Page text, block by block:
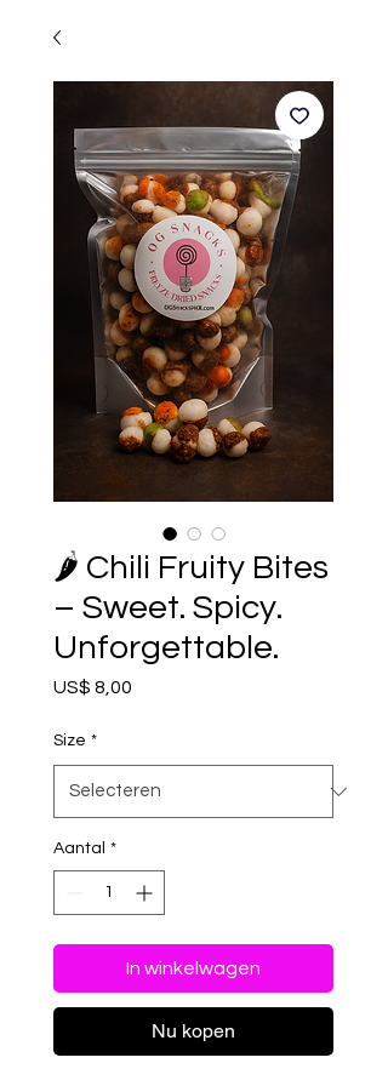
🌶️ Chili Fruity Bites
– Sweet. Spicy.
Unforgettable.
US$ 8,00
Size *
Aantal *
In winkelwagen
Nu kopen